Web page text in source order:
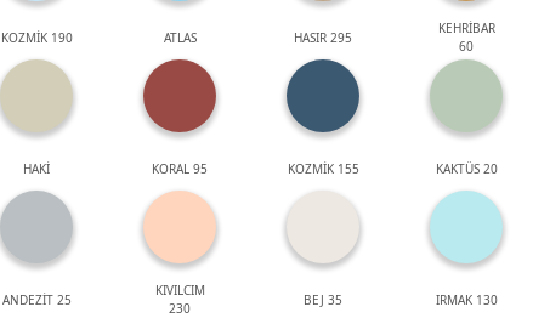
KOZMİK 190 ATLAS HASIR 295
KEHRİBAR
60
HAKİ KORAL 95 KOZMİK 155 KAKTÜS 20
ANDEZİT 25
KIVILCIM
230
BEJ 35 IRMAK 130